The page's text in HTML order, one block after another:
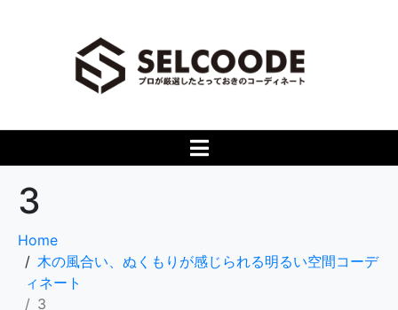
3
Home
木の風合い、ぬくもりが感じられる明るい空間コーデ
ィネート
3